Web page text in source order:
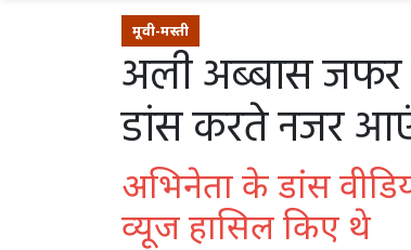
मूवी-मस्ती
अली अब्बास जफर
डांस करते नजर
अभिनेता के डांस
व्यूज हासिल किए थे